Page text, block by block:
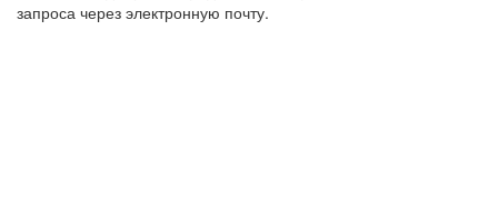
запроса через электронную почту.